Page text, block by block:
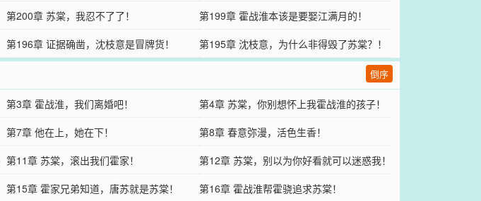
第200章 苏棠，我忍不了了！
第199章 霍战淮本该是要娶江满月的！
第196章 证据确凿，沈枝意是冒牌货！ 第195章 沈枝意，为什么非得毁了苏棠？！
倒序
第3章 霍战淮，我们离婚吧！
第4章 苏棠，你别想怀上我霍战淮的孩子！
第7章 他在上，她在下！
第8章 春意弥漫，活色生香！
第11章 苏棠，滚出我们霍家！
第12章 苏棠，别以为你好看就可以迷惑我！
第15章 霍家兄弟知道，唐苏就是苏棠！
第16章 霍战淮帮霍骁追求苏棠！